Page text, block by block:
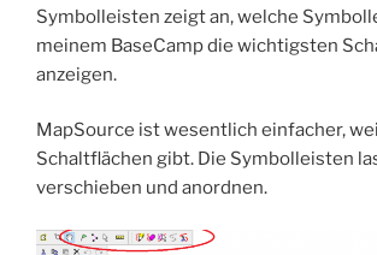
Symbolleisten zeigt an, welche
meinem BaseCamp die wichtigsten
anzeigen.
MapSource ist wesentlich einfacher,
Schaltflächen gibt. Die Symbolleisten
verschieben und anordnen.